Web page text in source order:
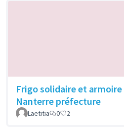
Frigo solidaire et
Nanterre préfecture
Laetitia 0 2